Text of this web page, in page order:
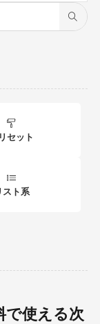
セット
スト系
で使える次